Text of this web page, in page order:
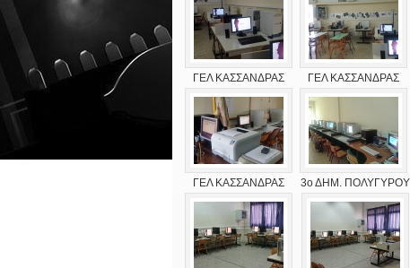
ΓΕΛ ΚΑΣΣΑΝΔΡΑΣ ΓΕΛ ΚΑΣΣΑΝΔΡΑΣ
ΓΕΛ ΚΑΣΣΑΝΔΡΑΣ 3ο ΔΗΜ. ΠΟΛΥΓΥΡΟΥ